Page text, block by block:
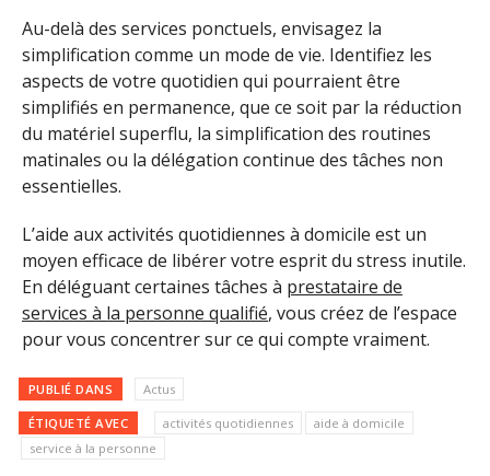
Au-delà des services ponctuels, envisagez la
simplification comme un mode de vie. Identifiez les
aspects de votre quotidien qui pourraient être
simplifiés en permanence, que ce soit par la réduction
du matériel superflu, la simplification des routines
matinales ou la délégation continue des tâches non
essentielles.
L’aide aux activités quotidiennes à domicile est un
moyen efficace de libérer votre esprit du stress inutile.
En déléguant certaines tâches à prestataire de
services à la personne qualifié, vous créez de l’espace
pour vous concentrer sur ce qui compte vraiment.
PUBLIÉ DANS Actus
ÉTIQUETÉ AVEC activités quotidiennes
aide à domicile
service à la personne